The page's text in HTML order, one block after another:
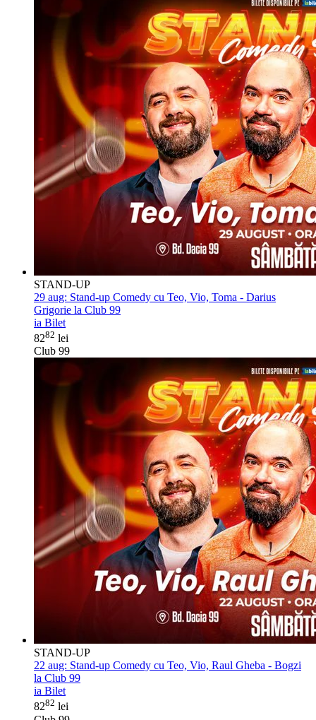
STAND-UP
29 aug: Stand-up Comedy cu Teo, Vio, Toma - Darius
Grigorie la Club 99
ia Bilet
8282 lei
Club 99
STAND-UP
22 aug: Stand-up Comedy cu Teo, Vio, Raul Gheba - Bogzi
la Club 99
ia Bilet
8282 lei